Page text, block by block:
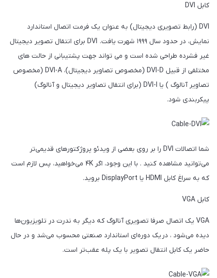
کابل DVI
DVI (رابط تصویری دیجیتال) به عنوان یک فرمت اتصال استاندارد
نمایش، در حدود سال ۱۹۹۹ شهرت یافت. DVI برای انتقال تصویر دیجیتال
غیر فشرده طراحی شده است و می تواند جهت پشتیبانی از حالت های
مختلفی از قبیل DVI-D (مخصوص تصاویر دیجیتال)، DVI-A (مخصوص
تصاویر آنالوگ ) یا DVI-I (برای انتقال تصاویر دیجیتال و آنالوگ)
پیکربندی شود.
شما اتصالات DVI را بر روی بعضی از ویدئو پروژکتورهای قدیمی‌تر
می‌توانید مشاهده کنید . با این وجود، اگر ۴K می‌خواهید، پس لازم است
که به سراغ کابل HDMI یا DisplayPort بروید.
کابل VGA
VGA یک اتصال صرفا تصویری آنالوگ که دیگر به ندرت در تلویزیون‌ها
دیده می‌شود ، در یک دوره‌ای استاندارد صنعتی محسوب می‌شد و در حال
حاضر یک کابل انتقال تصویر با یک پله عقب‌تر است.